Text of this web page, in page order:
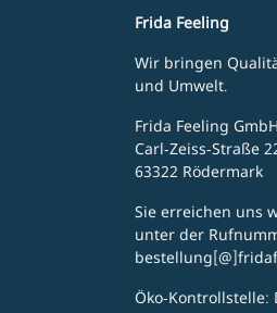
Frida Feeling
Wir bringen
und Umwelt.
Frida Feeling GmbH
Carl-Zeiss-Straße
63322 Rödermark
Sie erreichen uns
unter der
Öko-Kontrollstelle: